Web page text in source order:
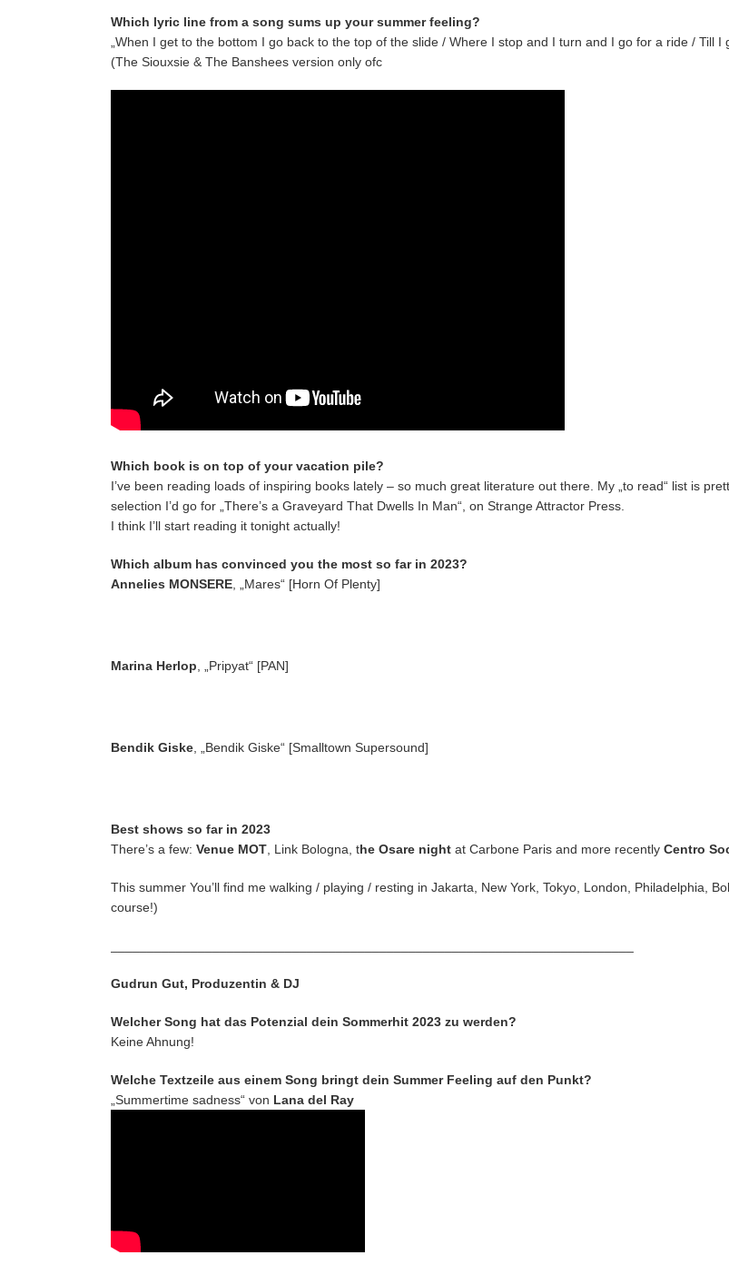
Which lyric line from a song sums up your summer feeling?
„When I get to the bottom I go back to the top of the slide / Where I stop and I turn and I go for a ride / Till I
(The Siouxsie & The Banshees version only ofc
Which book is on top of your vacation pile?
I’ve been reading loads of inspiring books lately – so much great literature out there. My „to read“ list is
selection I’d go for „There’s a Graveyard That Dwells In Man“, on Strange Attractor Press.
I think I’ll start reading it tonight actually!
Which album has convinced you the most so far in 2023?
Annelies MONSERE , „Mares“ [Horn Of Plenty]
Marina Herlop , „Pripyat“ [PAN]
Bendik Giske , „Bendik Giske“ [Smalltown Supersound]
Best shows so far in 2023
There’s a few: Venue MOT , Link Bologna, the Osare night at Carbone Paris and more recently Centro
This summer You’ll find me walking / playing / resting in Jakarta, New York, Tokyo, London, Philadelphia,
course!)
Gudrun Gut, Produzentin & DJ
Welcher Song hat das Potenzial dein Sommerhit 2023 zu werden?
Keine Ahnung!
Welche Textzeile aus einem Song bringt dein Summer Feeling auf den Punkt?
„Summertime sadness“ von Lana del Ray